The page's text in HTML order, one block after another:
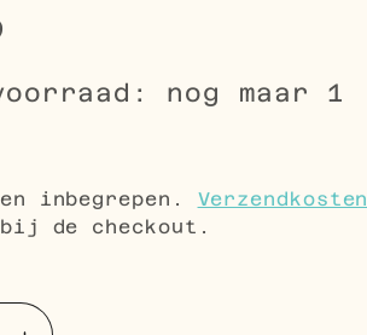
nog maar 1
inbegrepen. Verzendkosten
bij de checkout.